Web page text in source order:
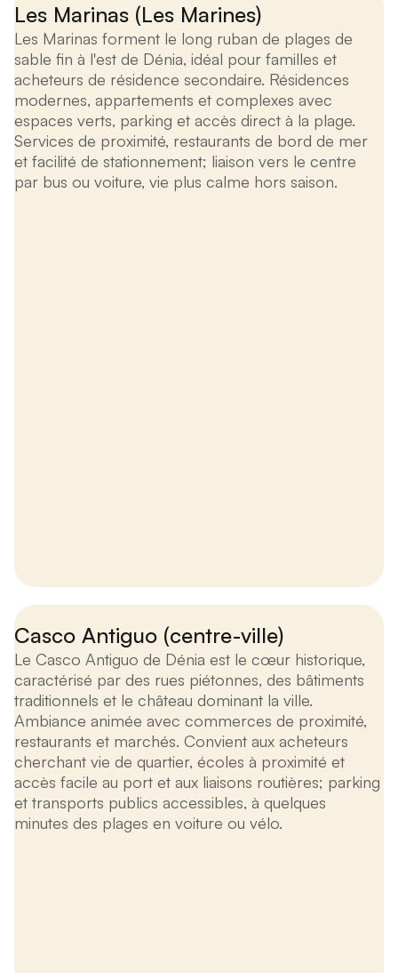
Les Marinas (Les Marines)
Les Marinas forment le long ruban de plages de
sable fin à l'est de Dénia, idéal pour familles et
acheteurs de résidence secondaire. Résidences
modernes, appartements et complexes avec
espaces verts, parking et accès direct à la plage.
Services de proximité, restaurants de bord de mer
et facilité de stationnement; liaison vers le centre
par bus ou voiture, vie plus calme hors saison.
Casco Antiguo (centre-ville)
Le Casco Antiguo de Dénia est le cœur historique,
caractérisé par des rues piétonnes, des bâtiments
traditionnels et le château dominant la ville.
Ambiance animée avec commerces de proximité,
restaurants et marchés. Convient aux acheteurs
cherchant vie de quartier, écoles à proximité et
accès facile au port et aux liaisons routières; parking
et transports publics accessibles, à quelques
minutes des plages en voiture ou vélo.